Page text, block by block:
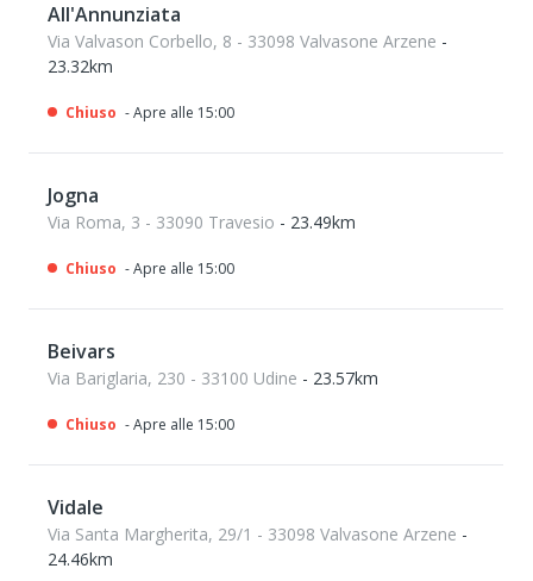
All'Annunziata
Via Valvason Corbello, 8 - 33098 Valvasone Arzene -
23.32km
Chiuso - Apre alle 15:00
Jogna
Via Roma, 3 - 33090 Travesio - 23.49km
Chiuso - Apre alle 15:00
Beivars
Via Bariglaria, 230 - 33100 Udine - 23.57km
Chiuso - Apre alle 15:00
Vidale
Via Santa Margherita, 29/1 - 33098 Valvasone Arzene -
24.46km